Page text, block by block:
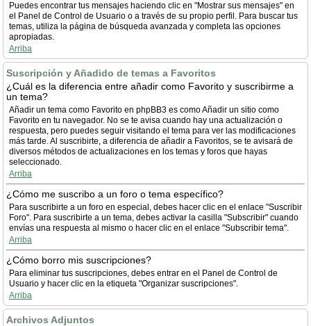
Puedes encontrar tus mensajes haciendo clic en "Mostrar sus mensajes" en
el Panel de Control de Usuario o a través de su propio perfil. Para buscar tus
temas, utiliza la página de búsqueda avanzada y completa las opciones
apropiadas.
Arriba
Suscripción y Añadido de temas a Favoritos
¿Cuál es la diferencia entre añadir como Favorito y suscribirme a
un tema?
Añadir un tema como Favorito en phpBB3 es como Añadir un sitio como
Favorito en tu navegador. No se te avisa cuando hay una actualización o
respuesta, pero puedes seguir visitando el tema para ver las modificaciones
más tarde. Al suscribirte, a diferencia de añadir a Favoritos, se te avisará de
diversos métodos de actualizaciones en los temas y foros que hayas
seleccionado.
Arriba
¿Cómo me suscribo a un foro o tema específico?
Para suscribirte a un foro en especial, debes hacer clic en el enlace "Suscribir
Foro". Para suscribirte a un tema, debes activar la casilla "Subscribir" cuando
envías una respuesta al mismo o hacer clic en el enlace "Subscribir tema".
Arriba
¿Cómo borro mis suscripciones?
Para eliminar tus suscripciones, debes entrar en el Panel de Control de
Usuario y hacer clic en la etiqueta "Organizar suscripciones".
Arriba
Archivos Adjuntos